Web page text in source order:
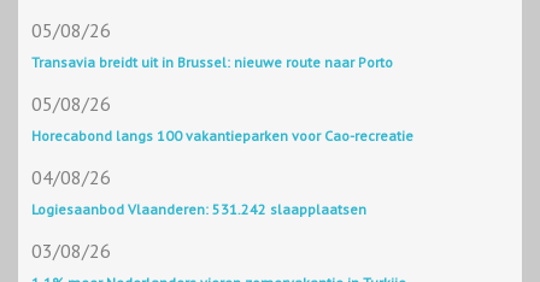
05/08/26
Transavia breidt uit in Brussel: nieuwe route naar Porto
05/08/26
Horecabond langs 100 vakantieparken voor Cao-recreatie
04/08/26
Logiesaanbod Vlaanderen: 531.242 slaapplaatsen
03/08/26